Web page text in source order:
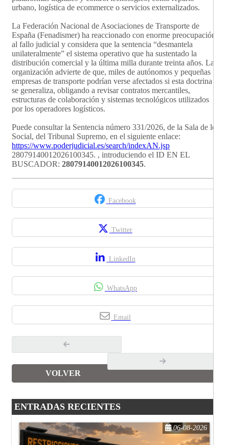
urbano, logística de ecommerce o servicios externalizados.
La Federación Nacional de Asociaciones de Transporte de
España (Fenadismer) ha reaccionado con enorme preocupación
al fallo judicial y considera que la sentencia “desmantela
unilateralmente” el sistema operativo que ha sustentado la
distribución comercial y la última milla durante treinta años. La
organización advierte de que, miles de autónomos y pequeñas
empresas de transporte podrían verse afectados si esta doctrina
se generaliza, obligando a revisar contratos mercantiles,
estructuras de colaboración y sistemas tecnológicos utilizados
por los operadores logísticos.
Puede consultar la Sentencia número 331/2026, de la Sala de lo
Social, del Tribunal Supremo, en el siguiente enlace:
https://www.poderjudicial.es/search/indexAN.jsp
28079140012026100345. , introduciendo el ID EN EL
BUSCADOR: 28079140012026100345.
Facebook
Twitter
LinkedIn
WhatsApp
Email
VOLVER
ENTRADAS RECIENTES
06-08-2026